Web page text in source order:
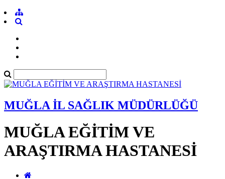
MUĞLA İL SAĞLIK MÜDÜRLÜĞÜ
MUĞLA EĞİTİM VE
ARAŞTIRMA HASTANESİ